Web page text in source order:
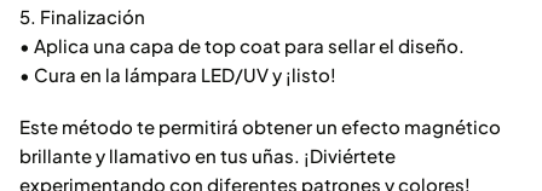
5. Finalización
• Aplica una capa de top coat para sellar el diseño.
• Cura en la lámpara LED/UV y ¡listo!
Este método te permitirá obtener un efecto magnético
brillante y llamativo en tus uñas. ¡Diviértete
experimentando con diferentes patrones y colores!